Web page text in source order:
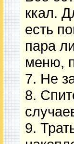
ккал.
есть
пара
меню,
7. Не
8.
9.